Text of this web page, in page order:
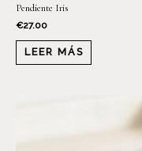
Pendiente Iris
€27.00
LEER MÁS